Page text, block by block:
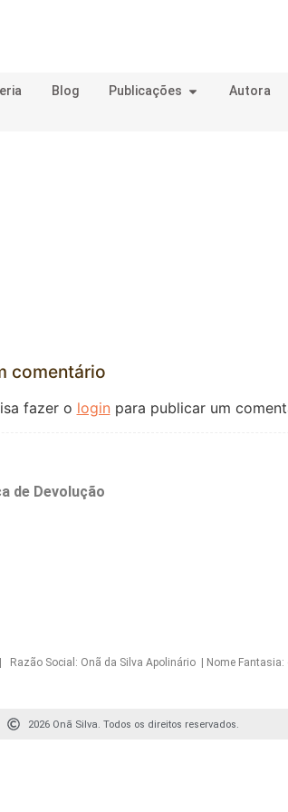
Blog Publicações Autora
comentário
fazer o login para publicar um
de Devolução
Razão Social: Onã da Silva Apolinário | Nome
2026 Onã Silva. Todos os direitos reservados.